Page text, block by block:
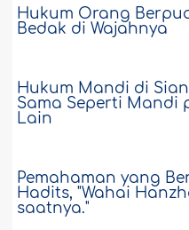
Hukum Orang
Bedak di Wajahnya
Hukum Mandi di
Sama Seperti Mandi
Lain
Pemahaman yang
Hadits, "Wahai
saatnya."